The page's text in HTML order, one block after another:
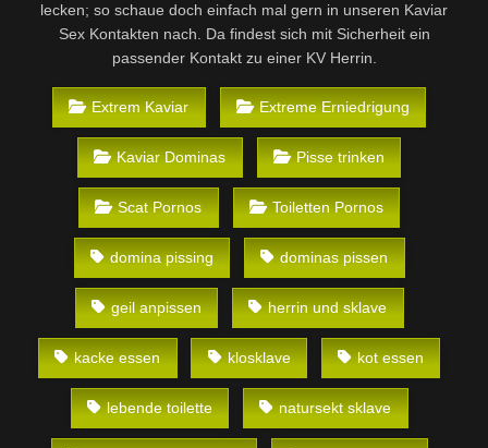
lecken; so schaue doch einfach mal gern in unseren Kaviar
Sex Kontakten nach. Da findest sich mit Sicherheit ein
passender Kontakt zu einer KV Herrin.
Extrem Kaviar Extreme Erniedrigung
Kaviar Dominas Pisse trinken
Scat Pornos Toiletten Pornos
domina pissing dominas pissen
geil anpissen herrin und sklave
kacke essen klosklave kot essen
lebende toilette natursekt sklave